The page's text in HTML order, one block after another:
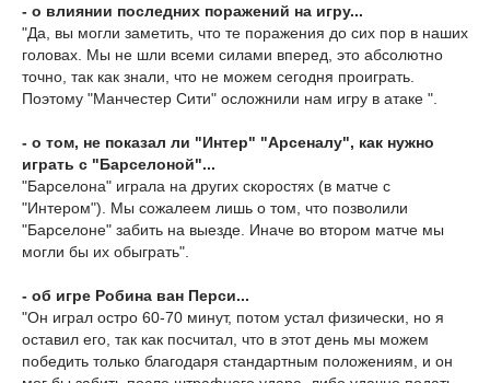
- о влиянии последних поражений на игру...
"Да, вы могли заметить, что те поражения до сих пор в наших
головах. Мы не шли всеми силами вперед, это абсолютно
точно, так как знали, что не можем сегодня проиграть.
Поэтому "Манчестер Сити" осложнили нам игру в атаке ".
- о том, не показал ли "Интер" "Арсеналу", как нужно
играть с "Барселоной"...
"Барселона" играла на других скоростях (в матче с
"Интером"). Мы сожалеем лишь о том, что позволили
"Барселоне" забить на выезде. Иначе во втором матче мы
могли бы их обыграть".
- об игре Робина ван Перси...
"Он играл остро 60-70 минут, потом устал физически, но я
оставил его, так как посчитал, что в этот день мы можем
победить только благодаря стандартным положениям, и он